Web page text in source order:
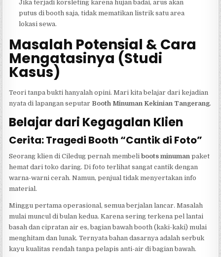
Jika terjadi korsleting karena hujan badai, arus akan
putus di booth saja, tidak mematikan listrik satu area
lokasi sewa.
Masalah Potensial & Cara
Mengatasinya (Studi
Kasus)
Teori tanpa bukti hanyalah opini. Mari kita belajar dari kejadian
nyata di lapangan seputar Booth Minuman Kekinian Tangerang.
Belajar dari Kegagalan Klien
Cerita: Tragedi Booth “Cantik di Foto”
Seorang klien di Ciledug pernah membeliboots minuman paket
hemat dari toko daring. Di foto terlihat sangat cantik dengan
warna-warni cerah. Namun, penjual tidak menyertakan info
material.
Minggu pertama operasional, semua berjalan lancar. Masalah
mulai muncul di bulan kedua. Karena sering terkena pel lantai
basah dan cipratan air es, bagian bawah booth (kaki-kaki) mulai
menghitam dan lunak. Ternyata bahan dasarnya adalah serbuk
kayu kualitas rendah tanpa pelapis anti-air di bagian bawah.